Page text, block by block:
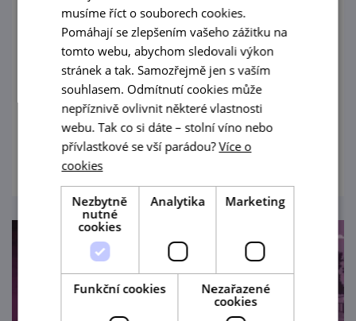
1. 7. — 31. 8. '26
Navštivte jednu z nejvýznamnějších
barokních památek na jižní Moravě a
nejvýznamnější památku města Veselí nad
Moravou!
prohlédnout
musíme říct o souborech cookies.
Pomáhají se zlepšením vašeho zážitku na
tomto webu, abychom sledovali výkon
stránek a tak. Samozřejmě jen s vaším
souhlasem. Odmítnutí cookies může
nepříznivě ovlivnit některé vlastnosti
webu. Tak co si dáte – stolní víno nebo
přívlastkové se vší parádou?Více o
cookies
Nezbytně
nutné
cookies
Analytika Marketing
Funkční cookies
Nezařazené
cookies